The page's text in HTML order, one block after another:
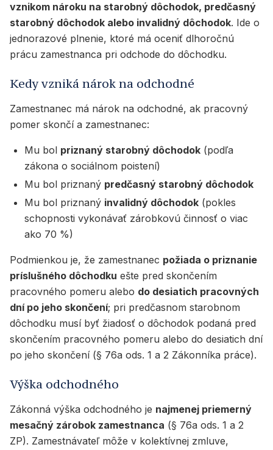
vznikom nároku na starobný dôchodok, predčasný
starobný dôchodok alebo invalidný dôchodok. Ide o
jednorazové plnenie, ktoré má oceniť dlhoročnú
prácu zamestnanca pri odchode do dôchodku.
Kedy vzniká nárok na odchodné
Zamestnanec má nárok na odchodné, ak pracovný
pomer skončí a zamestnanec:
Mu bol priznaný starobný dôchodok (podľa
zákona o sociálnom poistení)
Mu bol priznaný predčasný starobný dôchodok
Mu bol priznaný invalidný dôchodok (pokles
schopnosti vykonávať zárobkovú činnosť o viac
ako 70 %)
Podmienkou je, že zamestnanec požiada o priznanie
príslušného dôchodku ešte pred skončením
pracovného pomeru alebo do desiatich pracovných
dní po jeho skončení; pri predčasnom starobnom
dôchodku musí byť žiadosť o dôchodok podaná pred
skončením pracovného pomeru alebo do desiatich dní
po jeho skončení (§ 76a ods. 1 a 2 Zákonníka práce).
Výška odchodného
Zákonná výška odchodného je najmenej priemerný
mesačný zárobok zamestnanca (§ 76a ods. 1 a 2
ZP). Zamestnávateľ môže v kolektívnej zmluve,